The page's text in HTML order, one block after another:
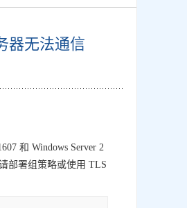
器无法通信
和 Windows Server 2
部署组策略或使用 TLS